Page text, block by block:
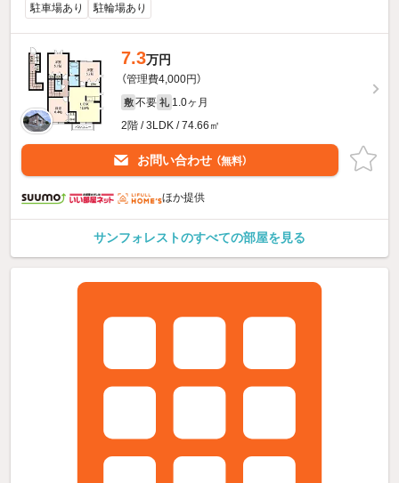
駐車場あり 駐輪場あり
7.3万円
（管理費4,000円）
敷 不要 礼 1.0ヶ月
2階 / 3LDK / 74.66㎡
お問い合わせ （無料）
ほか提供
サンフォレストのすべての部屋を見る